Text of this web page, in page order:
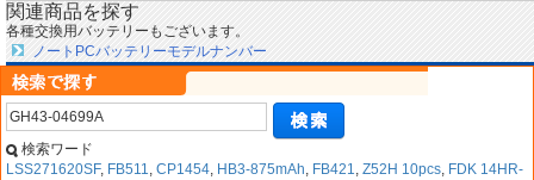
関連商品を探す
各種交換用バッテリーもございます。
ノートPCバッテリーモデルナンバー
検索ワード
LSS271620SF, FB511, CP1454, HB3-875mAh, FB421, Z52H 10pcs, FDK 14HR-